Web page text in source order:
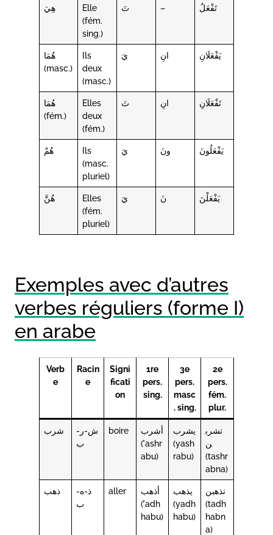
هِيَ
Elle
(fém.
sing.)
تَ – تَفْعَلُ
هُمَا
(masc.)
Ils
deux
(masc.)
يَ انِ يَفْعَلَانِ
هُمَا
(fém.)
Elles
deux
(fém.)
تَ انِ تَفْعَلَانِ
هُمْ
Ils
(masc.
pluriel)
يَ ونَ يَفْعَلُونَ
هُنَّ
Elles
(fém.
pluriel)
يَ نَ يَفْعَلْنَ
Exemples avec d’autres
verbes réguliers (forme I)
en arabe
Verb
e
Racin
e
Signi
ficati
on
1re
pers.
sing.
3e
pers.
masc
. sing.
2e
pers.
fém.
plur.
شرب
ش-ر-
ب
boire
أشرب
(ʾashr
abu)
يشرب
(yash
rabu)
تشرب
ن
(tashr
abna)
ذهب
ذ-ه-
ب
aller
أذهب
(ʾadh
habu)
يذهب
(yadh
habu)
تذهبن
(tadh
habn
a)